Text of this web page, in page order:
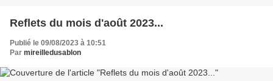
Reflets du mois d'août 2023...
Publié le 09/08/2023 à 10:51
Par mireilledusablon